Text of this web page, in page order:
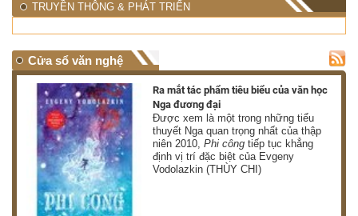
TRUYỀN THÔNG & PHÁT TRIỂN
Cửa sổ văn nghệ
Ra mắt tác phẩm tiêu biểu của văn học
Nga đương đại
Được xem là một trong những tiểu
thuyết Nga quan trọng nhất của thập
niên 2010,Phi công tiếp tục khẳng
định vị trí đặc biệt của Evgeny
Vodolazkin (THÙY CHI)